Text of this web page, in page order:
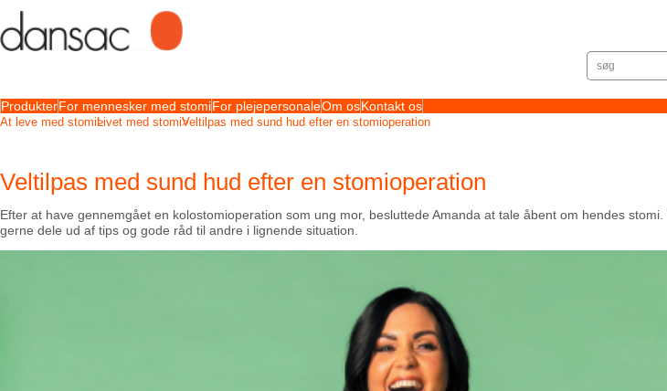
ProdukterFor mennesker med stomiFor plejepersonaleOm osKontakt os
At leve med stomiLivet med stomiVeltilpas med sund hud efter en stomioperation
Veltilpas med sund hud efter en stomioperation
Efter at have gennemgået en kolostomioperation som ung mor, besluttede Amanda at tale åbent om hendes stomi
gerne dele ud af tips og gode råd til andre i lignende situation